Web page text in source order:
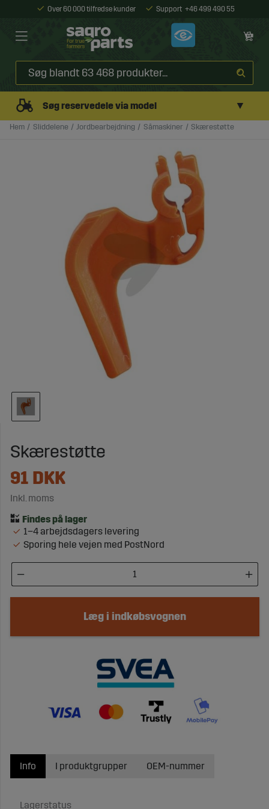
Over 60 000 tilfredse kunder Support +46 499 490 55
Søg reservedele via model ▼
Hem Sliddelene Jordbearbejdning Såmaskiner Skærestøtte
Skærestøtte
91 DKK
Inkl. moms
1–4 arbejdsdagers levering
Sporing hele vejen med PostNord
Læg i indkøbsvognen
Info
Lagerstatus
I produktgrupper OEM-nummer